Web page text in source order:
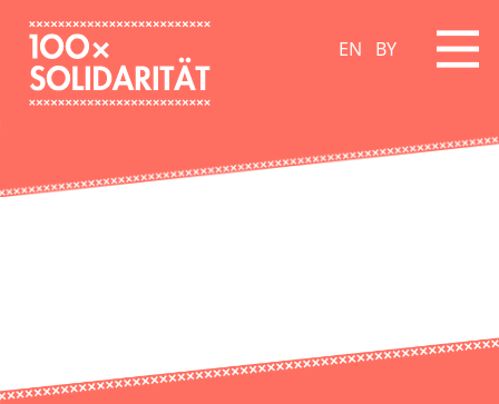
EN BY